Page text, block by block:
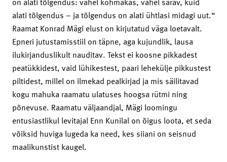
alati tõlgendus – ja tõlgendus on alati ühtlasi midagi uut.“
Raamat Konrad Mägi elust on kirjutatud väga loetavalt.
Epneri jutustamisstiil on täpne, aga kujundlik, lausa
ilukirjanduslikult nauditav. Tekst ei koosne pikkadest
peatükkidest, vaid lühikestest, paari lehekülje pikkustest
piltidest, millel on ilmekad pealkirjad ja mis säilitavad
kogu mahuka raamatu ulatuses hoogsa rütmi ning
põnevuse. Raamatu väljaandjal, Mägi loomingu
entusiastlikul levitajal Enn Kunilal on õigus loota, et seda
võiksid huviga lugeda ka need, kes siiani on seisnud
maalikunstist kaugel.